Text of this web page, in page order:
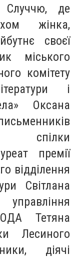
де
жінка,
своєї
міського
комітету
і
Оксана
спілки
премії
відділення
Світлана
Тетяна
Лесиного
діячі